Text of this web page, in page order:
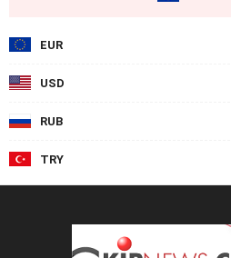
EUR
USD
RUB
TRY